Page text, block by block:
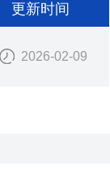
更新时间
2026-02-09